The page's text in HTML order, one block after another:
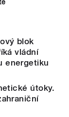
blok
vládní
energetiku
útoky.